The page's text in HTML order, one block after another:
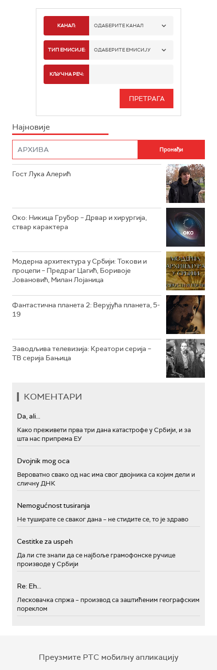
КАНАЛ: ОДАБЕРИТЕ КАНАЛ
РТС 1
РТС 3
РТС КОЛО
ТИП ЕМИСИЈЕ: ОДАБЕРИТЕ ЕМИСИЈУ
ИНФО
КЉУЧНА РЕЧ:
Најновије
Гост Лука Алерић
Око: Никица Грубор – Дрвар и хирургија,
ствар карактера
Модерна архитектура у Србији: Токови и
процепи – Предраг Цагић, Боривоје
Јовановић, Милан Лојаница
Фантастична планета 2: Верујућа планета, 5-
19
Заводљива телевизија: Креатори серија –
ТВ серија Бањица
КОМЕНТАРИ
Da, ali...
Како преживети прва три дана катастрофе у Србији, и за
шта нас припрема ЕУ
Dvojnik mog oca
Вероватно свако од нас има свог двојника са којим дели и
сличну ДНК
Nemogućnost tusiranja
Не туширате се сваког дана – не стидите се, то је здраво
Cestitke za uspeh
Да ли сте знали да се најбоље грамофонске ручице
производе у Србији
Re: Eh...
Лесковачка спржа – производ са заштићеним географским
пореклом
Преузмите РТС мобилну апликацију